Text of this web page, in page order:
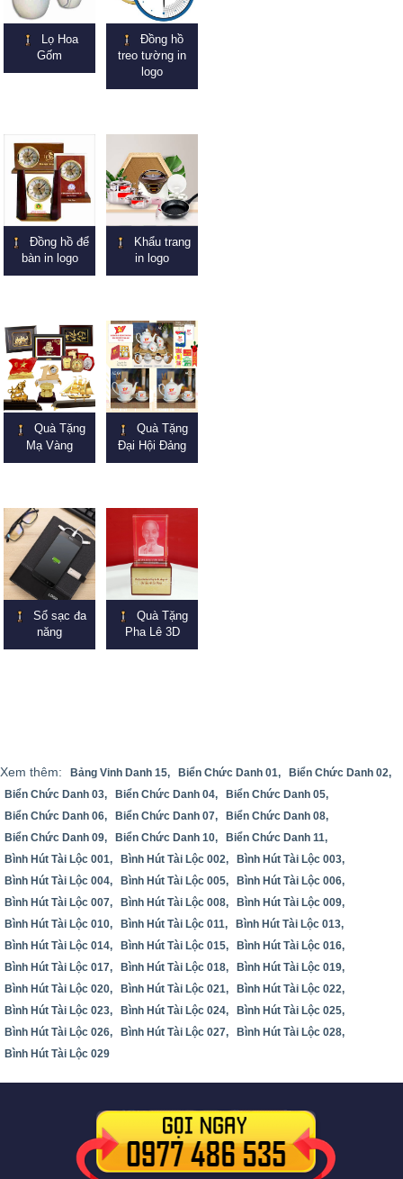
Lọ Hoa
Gốm
Đồng hồ
treo tường in
logo
Đồng hồ để
bàn in logo
Khẩu trang
in logo
Quà Tặng
Mạ Vàng
Quà Tặng
Đại Hội Đảng
Sổ sạc đa
năng
Quà Tặng
Pha Lê 3D
Xem thêm: Bảng Vinh Danh 15, Biển Chức Danh 01,
Biển Chức Danh 02,
Biển Chức Danh 03,
Biển Chức Danh 04,
Biển Chức Danh 05,
Biển Chức Danh 06,
Biển Chức Danh 07,
Biển Chức Danh 08,
Biển Chức Danh 09,
Biển Chức Danh 10,
Biển Chức Danh 11,
Bình Hút Tài Lộc 001,
Bình Hút Tài Lộc 002,
Bình Hút Tài Lộc 003,
Bình Hút Tài Lộc 004,
Bình Hút Tài Lộc 005,
Bình Hút Tài Lộc 006,
Bình Hút Tài Lộc 007,
Bình Hút Tài Lộc 008,
Bình Hút Tài Lộc 009,
Bình Hút Tài Lộc 010,
Bình Hút Tài Lộc 011,
Bình Hút Tài Lộc 013,
Bình Hút Tài Lộc 014,
Bình Hút Tài Lộc 015,
Bình Hút Tài Lộc 016,
Bình Hút Tài Lộc 017,
Bình Hút Tài Lộc 018,
Bình Hút Tài Lộc 019,
Bình Hút Tài Lộc 020,
Bình Hút Tài Lộc 021,
Bình Hút Tài Lộc 022,
Bình Hút Tài Lộc 023,
Bình Hút Tài Lộc 024,
Bình Hút Tài Lộc 025,
Bình Hút Tài Lộc 026,
Bình Hút Tài Lộc 027,
Bình Hút Tài Lộc 028,
Bình Hút Tài Lộc 029